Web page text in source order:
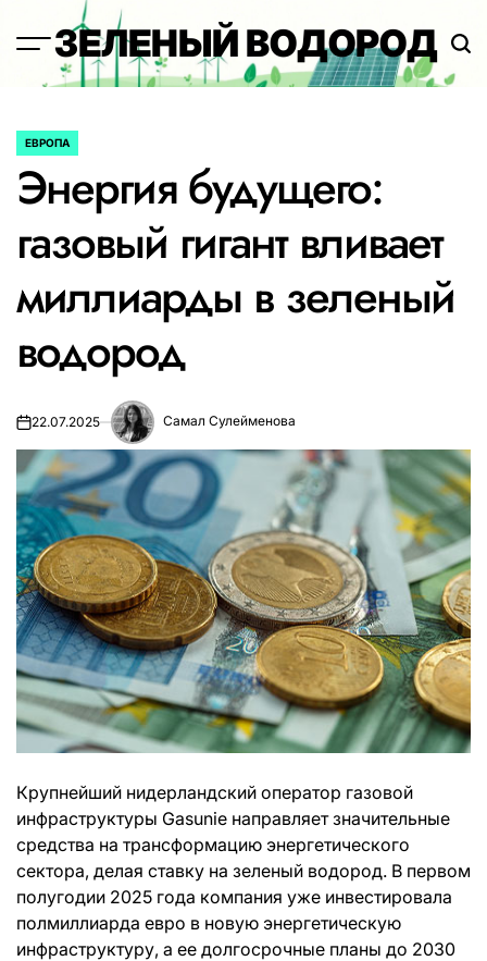
содержимому
ЗЕЛЕНЫЙ ВОДОРОД
ОПУБЛИКОВАНО
ЕВРОПА
Энергия будущего:
газовый гигант вливает
миллиарды в зеленый
водород
22.07.2025 Самал Сулейменова
Крупнейший нидерландский оператор газовой
инфраструктуры Gasunie направляет значительные
средства на трансформацию энергетического
сектора, делая ставку на зеленый водород. В первом
полугодии 2025 года компания уже инвестировала
полмиллиарда евро в новую энергетическую
инфраструктуру, а ее долгосрочные планы до 2030